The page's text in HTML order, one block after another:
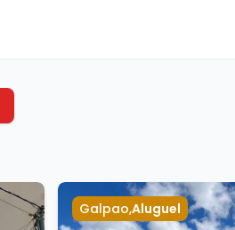
Galpao,Aluguel